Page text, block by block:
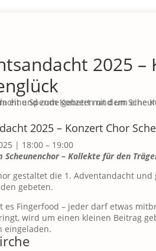
2025 –
2025 – Konzert Chor
| 18:00 – 19:00
Scheunenchor – Kollekte für den
gestaltet die 1. Adventandacht
gebeten.
es Fingerfood – jeder darf etwas
wird um einen kleinen Beitrag
eingeladen.